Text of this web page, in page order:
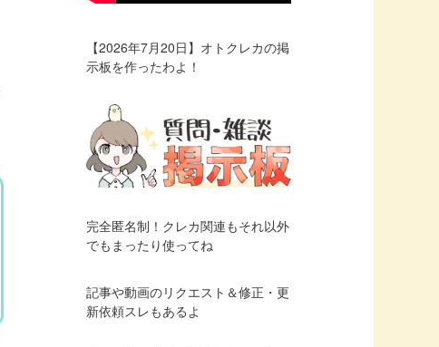
【2026年7月20日】オトクレカの掲
示板を作ったわよ！
完全匿名制！クレカ関連もそれ以外
でもまったり使ってね
記事や動画のリクエスト＆修正・更
新依頼スレもあるよ